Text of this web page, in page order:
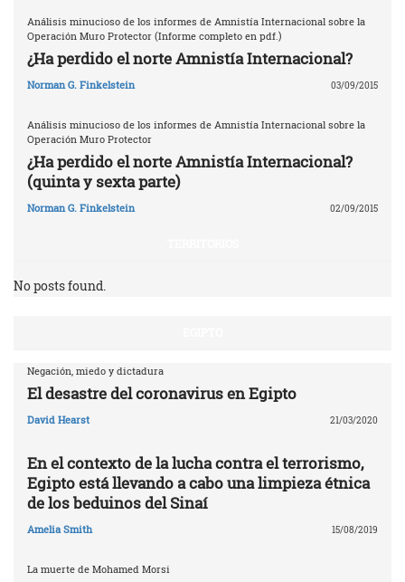
Análisis minucioso de los informes de Amnistía Internacional sobre la
Operación Muro Protector (Informe completo en pdf.)
¿Ha perdido el norte Amnistía Internacional?
Norman G. Finkelstein 03/09/2015
Análisis minucioso de los informes de Amnistía Internacional sobre la
Operación Muro Protector
¿Ha perdido el norte Amnistía Internacional?
(quinta y sexta parte)
Norman G. Finkelstein 02/09/2015
No posts found.
Negación, miedo y dictadura
El desastre del coronavirus en Egipto
David Hearst 21/03/2020
En el contexto de la lucha contra el terrorismo,
Egipto está llevando a cabo una limpieza étnica
de los beduinos del Sinaí
Amelia Smith 15/08/2019
La muerte de Mohamed Morsi